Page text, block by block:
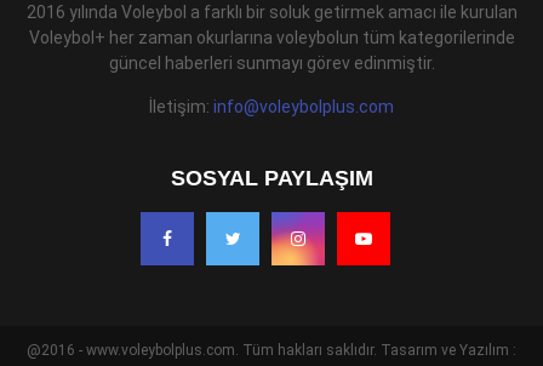
2016 yılında Voleybol a farklı bir soluk getirmek amacı ile kurulan
Voleybol+ her zaman okurlarına voleybolun tüm kategorilerinde
güncel haberleri sunmayı görev edinmiştir.
İletişim: info@voleybolplus.com
SOSYAL PAYLAŞIM
@2016 - www.voleybolplus.com. Tüm hakları saklıdır. Tasarım ve Yazılım :